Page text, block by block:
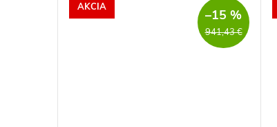
AKCIA
941,43 €
–15 %